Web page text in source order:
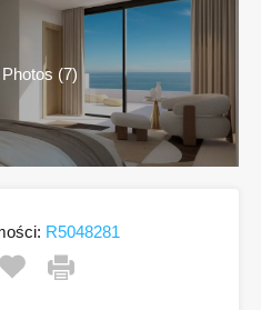
(7)
R5048281